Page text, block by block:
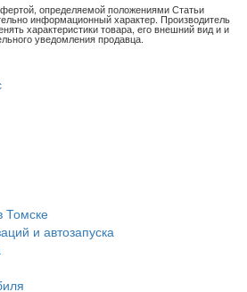
определяемой положениями Статьи
информационный характер. Производитель
характеристики товара, его внешний вид и и
уведомления продавца.
Томске
и автозапуска